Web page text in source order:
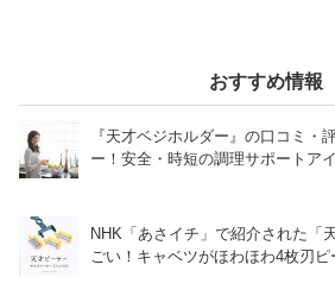
おすすめ情報
『天才ベジホルダー』の口コミ・
ー！安全・時短の調理サポートア
NHK「あさイチ」で紹介された「
ごい！キャベツがほわほわ4枚刃ピ